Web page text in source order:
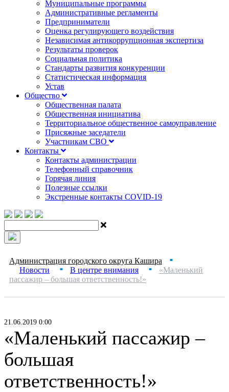
Муниципальные программы
Административные регламенты
Предприниматели
Оценка регулирующего воздействия
Независимая антикоррупционная экспертиза
Результаты проверок
Социальная политика
Стандарты развития конкуренции
Статистическая информация
Устав
Общество
Общественная палата
Общественная инициатива
Территориальное общественное самоуправление
Присяжные заседатели
Участникам СВО
Контакты
Контакты администрации
Телефонный справочник
Горячая линия
Полезные ссылки
Экстренные контакты COVID-19
Администрация городского округа Кашира ■
Новости ■ В центре внимания ■
«Маленький
пассажир – большая ответственность!»
21.06.2019 0:00
«Маленький пассажир –
большая
ответственность!»